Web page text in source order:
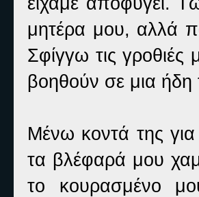
μητέρα μου, αλλά
Σφίγγω τις
βοηθούν σε μια ήδη
Μένω κοντά της
τα βλέφαρά μου
το κουρασμένο